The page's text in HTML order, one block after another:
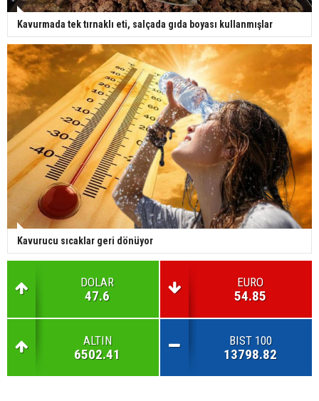
Kavurmada tek tırnaklı eti, salçada gıda boyası kullanmışlar
Kavurucu sıcaklar geri dönüyor
DOLAR
47.6
EURO
54.85
ALTIN
6502.41
BIST 100
13798.82